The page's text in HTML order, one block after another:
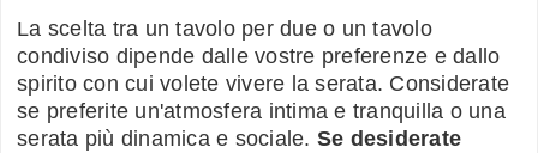
La scelta tra un tavolo per due o un tavolo
condiviso dipende dalle vostre preferenze e dallo
spirito con cui volete vivere la serata. Considerate
se preferite un'atmosfera intima e tranquilla o una
serata più dinamica e sociale. Se desiderate